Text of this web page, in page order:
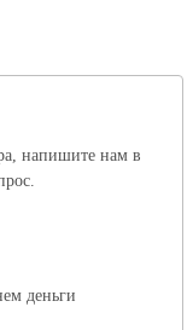
напишите нам в
деньги